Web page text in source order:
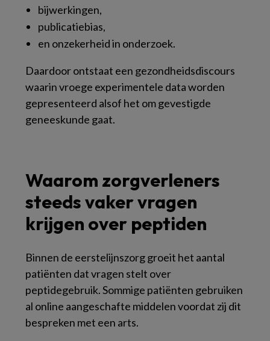
bijwerkingen,
publicatiebias,
en onzekerheid in onderzoek.
Daardoor ontstaat een gezondheidsdiscours
waarin vroege experimentele data worden
gepresenteerd alsof het om gevestigde
geneeskunde gaat.
Waarom zorgverleners
steeds vaker vragen
krijgen over peptiden
Binnen de eerstelijnszorg groeit het aantal
patiënten dat vragen stelt over
peptidegebruik. Sommige patiënten gebruiken
al online aangeschafte middelen voordat zij dit
bespreken met een arts.